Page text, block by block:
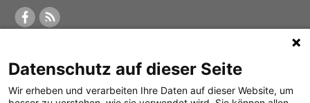
Was ist der Merkur?
Herausgeber /
Alle Abos im Überblick
Print-Abo
Impressum
Datenschutz
Datenschutz auf dieser Seite
Wir erheben und verarbeiten Ihre Daten auf dieser Website, um